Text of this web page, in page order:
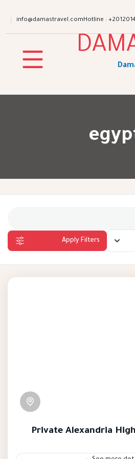
Hotline :
info@damastravel.com
Apply Filters
Private Alexandria